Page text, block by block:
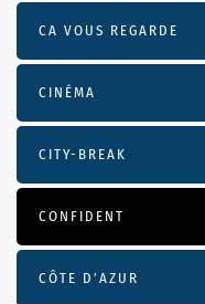
CA VOUS REGARDE
CINÉMA
CITY-BREAK
CONFIDENT
CÔTE D’AZUR